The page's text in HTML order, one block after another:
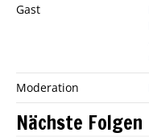
Gast
Moderation
Nächste Folgen